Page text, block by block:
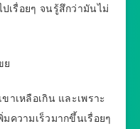
เรื่อยๆ จนรู้สึกว่ามันไม่
ย
าเหลือเกิน และเพราะ
ความเร็วมากขึ้นเรื่อยๆ